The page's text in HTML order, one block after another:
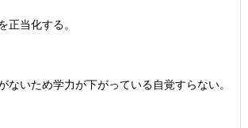
正当化する。
ないため学力が下がっている自覚すらない。